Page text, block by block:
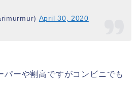
April 30, 2020
パーや割高ですがコンビニでも